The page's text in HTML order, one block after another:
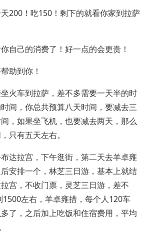
200！吃150！剩下的就看你家到拉萨
自己的消费了！好一点的会更贵！
助到你！
火车到拉萨，差不多需要一天半的时
间，你总共预算八天时间，要减去三
，如果坐飞机，也要减去两天，那么
只有五天左右。
达拉宫，下午逛街，第二天去羊卓雍
安排一个，林芝三日游，基本上就结
宫，不收门票，灵芝三日游，差不
左右，羊卓雍措，每个人120车
了，之后加上吃饭和住宿费用，平均